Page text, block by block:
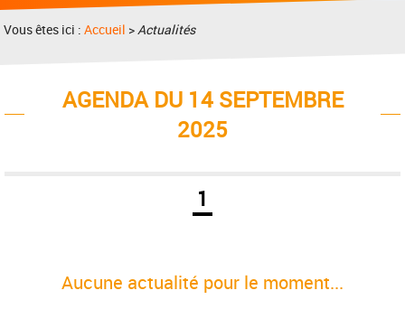
Vous êtes ici :Accueil >Actualités
AGENDA DU 14 SEPTEMBRE
2025
1
Aucune actualité pour le moment...